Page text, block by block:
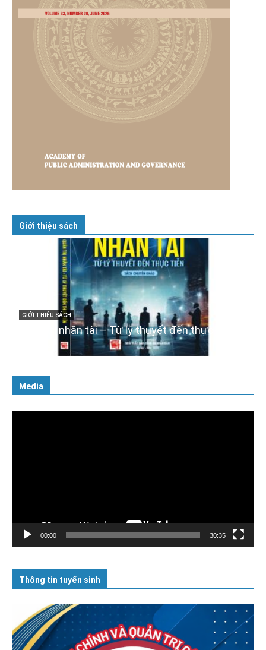
Giới thiệu sách
GIỚI THIỆU SÁCH
Cuốn sách “Tuyệt đối trung thành với Tổ quốc,
với Đảng, Nhà nước và Nhân dân – Sáng ngời
tư cách người Công an cách mạng”
Media
00:00 30:35
Thông tin tuyển sinh